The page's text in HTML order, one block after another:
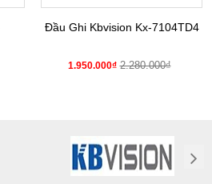
Đầu Ghi Kbvision Kx-7104TD4
1.950.000₫ 2.280.000₫